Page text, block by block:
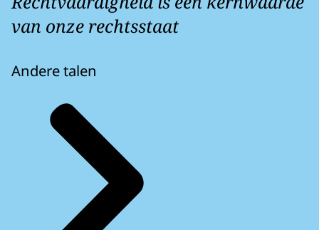
van onze rechtsstaat
Andere talen